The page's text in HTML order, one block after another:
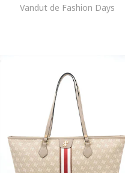
Vandut de Fashion Days